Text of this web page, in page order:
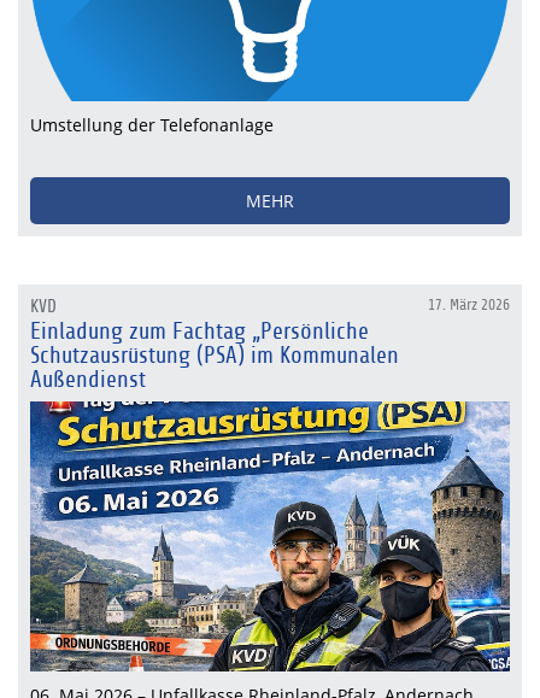
Umstellung der Telefonanlage
MEHR
17. März 2026
KVD
Einladung zum Fachtag „Persönliche
Schutzausrüstung (PSA) im Kommunalen
Außendienst